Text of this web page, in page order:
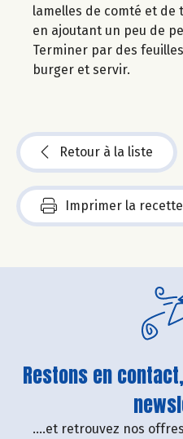
lamelles de comté et de
en ajoutant un peu de
Terminer par des
burger et servir.
Retour à la liste
Imprimer la recette
Restons en
....et retrouvez nos